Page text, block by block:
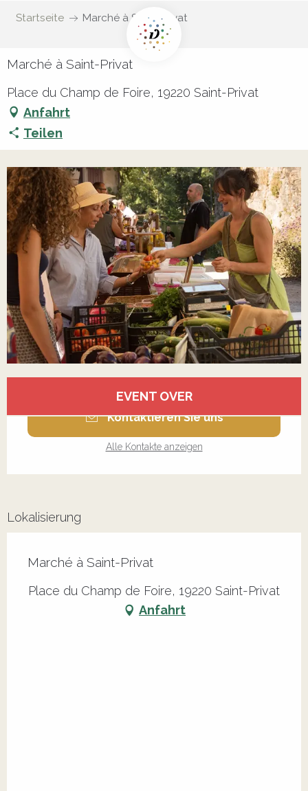
Startseite Marché à Saint-Privat
Marché à Saint-Privat
Place du Champ de Foire, 19220 Saint-Privat
Anfahrt
Teilen
EVENT OVER
Kontaktieren Sie uns
Alle Kontakte anzeigen
Lokalisierung
Marché à Saint-Privat
Place du Champ de Foire, 19220 Saint-Privat
Anfahrt